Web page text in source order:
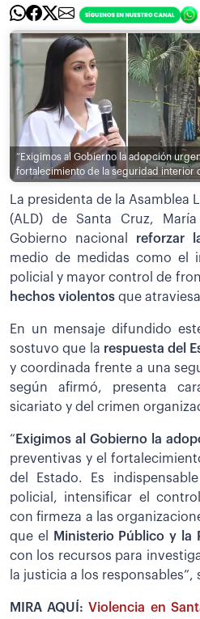
“Exigimos al Gobierno la adopción
fortalecimiento de la seguridad interior
La presidenta de la Asamblea
(ALD) de Santa Cruz,
Gobierno nacional reforzar
medio de medidas como el
policial y mayor control de
hechos violentos que
En un mensaje difundido
sostuvo que la respuesta del
y coordinada frente a una
según afirmó, presenta
sicariato y del crimen
“ Exigimos al Gobierno la
preventivas y el
del Estado. Es
policial, intensificar el
con firmeza a las
que el
Ministerio Público y la
con los recursos para
la justicia a los
MIRA AQUÍ:Violencia en